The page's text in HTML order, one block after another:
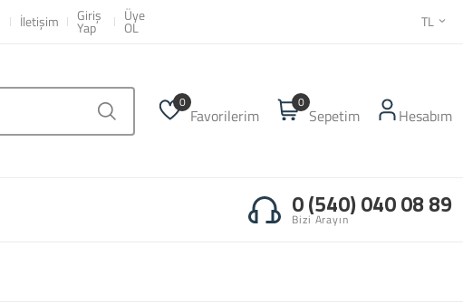
İletişim Giriş
Yap
Üye
OL TL
0
Favorilerim
0
Sepetim Hesabım
0 (540) 040 08 89
Bizi Arayın